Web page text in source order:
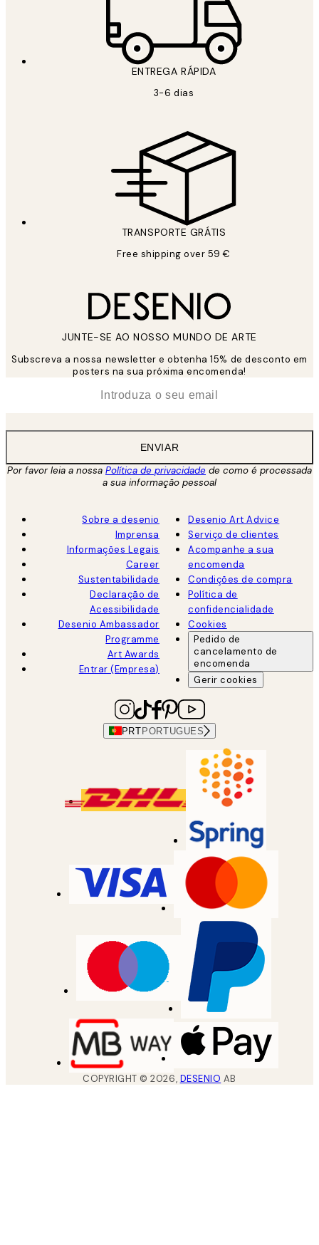
ENTREGA RÁPIDA
3-6 dias
TRANSPORTE GRÁTIS
Free shipping over 59 €
JUNTE-SE AO NOSSO MUNDO DE ARTE
Subscreva a nossa newsletter e obtenha 15% de desconto em
posters na sua próxima encomenda!
ENVIAR
Por favor leia a nossa Política de privacidade de como é processada
a sua informação pessoal
Sobre a desenio
Imprensa
Informações Legais
Career
Sustentabilidade
Declaração de
Acessibilidade
Desenio Ambassador
Programme
Art Awards
Entrar (Empresa)
Desenio Art Advice
Serviço de clientes
Acompanhe a sua
encomenda
Condições de compra
Política de
confidencialidade
Cookies
Pedido de
cancelamento de
encomenda
Gerir cookies
PRTPORTUGUES
COPYRIGHT ©2026, DESENIO AB